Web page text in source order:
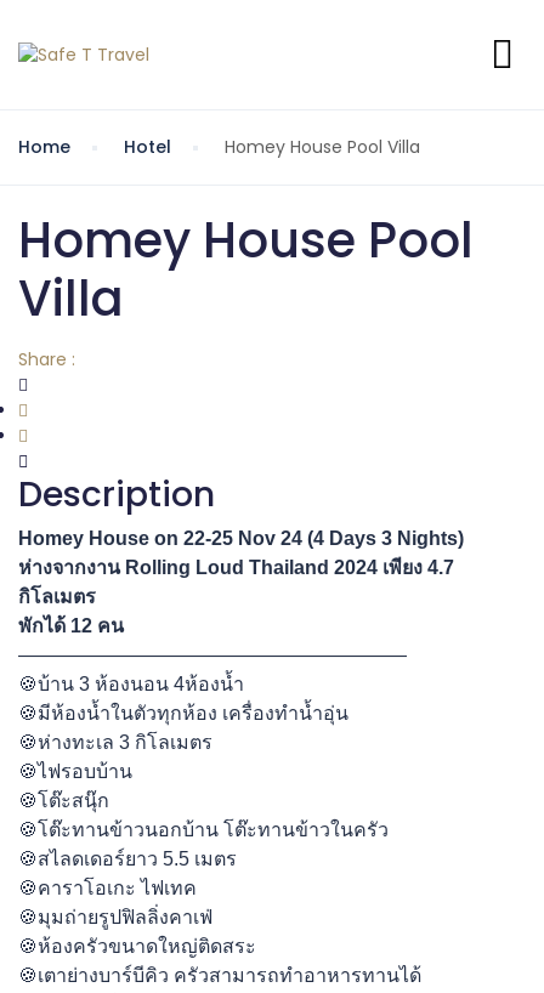
Home Hotel Homey House Pool Villa
Homey House Pool
Villa
Share :
Description
Homey House on 22-25 Nov 24 (4 Days 3 Nights)
ห่างจากงาน Rolling Loud Thailand 2024 เพียง 4.7
กิโลเมตร
พักได้ 12 คน
————————————————————
🍪บ้าน 3 ห้องนอน 4ห้องน้ำ
🍪มีห้องน้ำในตัวทุกห้อง เครื่องทำน้ำอุ่น
🍪ห่างทะเล 3 กิโลเมตร
🍪ไฟรอบบ้าน
🍪โต๊ะสนุ๊ก
🍪โต๊ะทานข้าวนอกบ้าน โต๊ะทานข้าวในครัว
🍪สไลดเดอร์ยาว 5.5 เมตร
🍪คาราโอเกะ ไฟเทค
🍪มุมถ่ายรูปฟิลลิ่งคาเฟ่
🍪ห้องครัวขนาดใหญ่ติดสระ
🍪เตาย่างบาร์บีคิว ครัวสามารถทำอาหารทานได้